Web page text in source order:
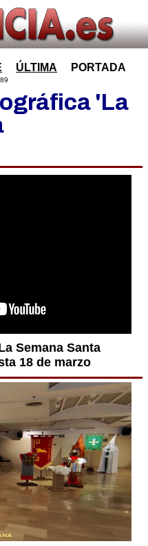
ÚLTIMA PORTADA
'La
Semana Santa
18 de marzo